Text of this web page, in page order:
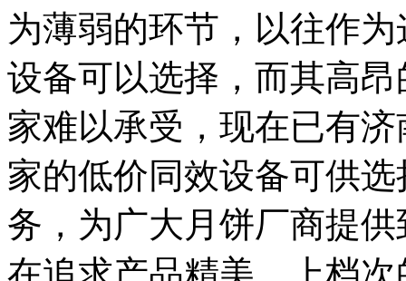
为薄弱的环节，以往作
设备可以选择，而其高
家难以承受，现在已有
家的低价同效设备可供
务，为广大月饼厂商提
在追求产品精美，上档